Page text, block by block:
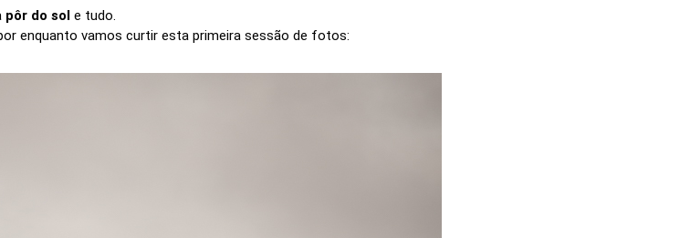
pôr do sol e tudo.
enquanto vamos curtir esta primeira sessão de fotos: